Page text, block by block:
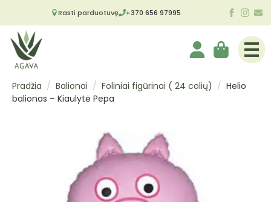
Rasti parduotuvę +370 656 97995
Pradžia Balionai Foliniai figūrinai ( 24 colių)
Helio
balionas – Kiaulytė Pepa